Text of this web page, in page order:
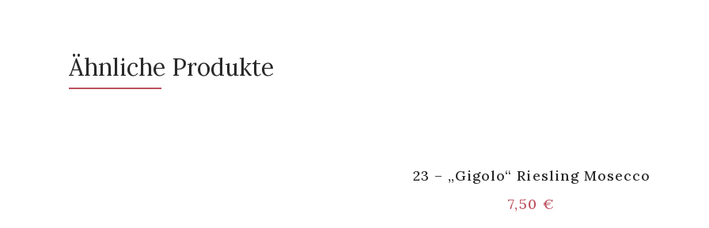
Ähnliche Produkte
23 – „Gigolo“ Riesling Mosecco
7,50 €